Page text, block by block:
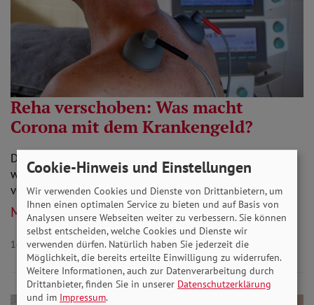
Reha verschoben: Was macht
Corona mit dem Krankengeld?
Das öffentliche Leben steht in Zeiten der Corona-Krise
weitgehend still. Doch diejenigen Menschen, die schon
vorher langfristig erkrankt waren, sind…
Mehr lesen
14.04.2020Behinderung Armut Gesundheit
Cookie-Hinweis und Einstellungen
Wir verwenden Cookies und Dienste von Drittanbietern, um
Ihnen einen optimalen Service zu bieten und auf Basis von
Analysen unsere Webseiten weiter zu verbessern. Sie können
selbst entscheiden, welche Cookies und Dienste wir
verwenden dürfen. Natürlich haben Sie jederzeit die
Möglichkeit, die bereits erteilte Einwilligung zu widerrufen.
Weitere Informationen, auch zur Datenverarbeitung durch
Drittanbieter, finden Sie in unserer Datenschutzerklärung
und im Impressum.